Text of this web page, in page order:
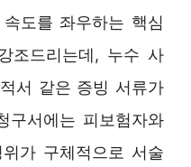
도를 좌우하는 핵심
조드리는데, 누수 사
서 같은 증빙 서류가
구서에는 피보험자와
가 구체적으로 서술